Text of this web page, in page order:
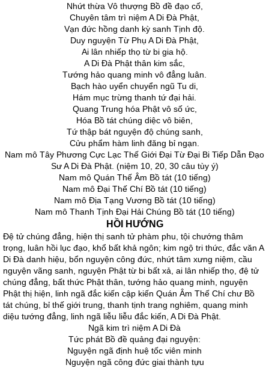
Nhứt thừa Vô thượng Bồ đề đạo cố,
Chuyên tâm trì niệm A Di Đà Phật,
Vạn đức hồng danh kỳ sanh Tịnh độ.
Duy nguyện Từ Phụ A Di Đà Phật,
Ai lân nhiếp thọ từ bi gia hộ.
A Di Đà Phật thân kim sắc,
Tướng hảo quang minh vô đẳng luân.
Bạch hào uyển chuyển ngũ Tu di,
Hám mục trừng thanh tứ đại hải.
Quang Trung hóa Phật vô số ức,
Hóa Bồ tát chúng diệc vô biên,
Tứ thập bát nguyện độ chúng sanh,
Cửu phẩm hàm linh đăng bỉ ngạn.
Nam mô Tây Phương Cực Lạc Thế Giới Đại Từ Đại Bi Tiếp Dẫn Đạo
Sư A Di Đà Phật. (niệm 10, 20, 30 câu tùy ý)
Nam mô Quán Thế Âm Bồ tát (10 tiếng)
Nam mô Đại Thế Chí Bồ tát (10 tiếng)
Nam mô Địa Tạng Vương Bồ tát (10 tiếng)
Nam mô Thanh Tịnh Đại Hải Chúng Bồ tát (10 tiếng)
HỒI HƯỚNG
Đệ tử chúng đẳng, hiện thị sanh tử phàm phu, tội chướng thâm
trọng, luân hồi lục đạo, khổ bất khả ngôn; kim ngộ tri thức, đắc văn A
Di Đà danh hiệu, bổn nguyện công đức, nhứt tâm xưng niệm, cầu
nguyện vãng sanh, nguyện Phật từ bi bất xả, ai lân nhiếp thọ, đệ tử
chúng đẳng, bất thức Phật thân, tướng hảo quang minh, nguyện
Phật thị hiện, linh ngã đắc kiến cập kiến Quán Âm Thế Chí chư Bồ
tát chúng, bỉ thế giới trung, thanh tịnh trang nghiêm, quang minh
diệu tướng đẳng, linh ngã liễu liễu đắc kiến, A Di Đà Phật.
Ngã kim trì niệm A Di Đà
Tức phát Bồ đề quảng đại nguyện:
Nguyện ngã định huệ tốc viên minh
Nguyện ngã công đức giai thành tựu